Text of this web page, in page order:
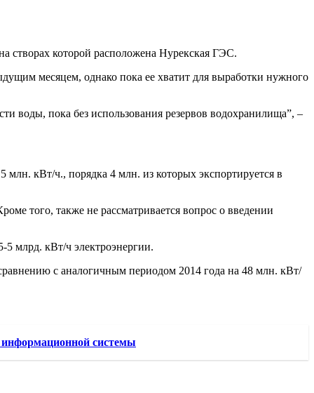
створах которой расположена Нурекская ГЭС.
месяцем, однако пока ее хватит для выработки нужного
воды, пока без использования резервов водохранилища”, –
млн. кВт/ч., порядка 4 млн. из которых экспортируется в
того, также не рассматривается вопрос о введении
млрд. кВт/ч электроэнергии.
с аналогичным периодом 2014 года на 48 млн. кВт/
системы